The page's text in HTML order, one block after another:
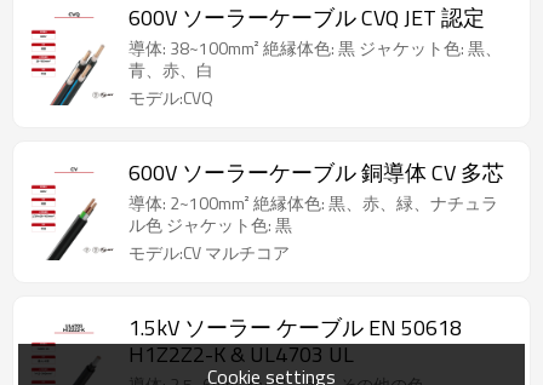
600V ソーラーケーブル CVQ JET 認定
導体: 38~100mm² 絶縁体色: 黒 ジャケット色: 黒、
青、赤、白
モデル:CVQ
600V ソーラーケーブル 銅導体 CV 多芯
導体: 2~100mm² 絶縁体色: 黒、赤、緑、ナチュラ
ル色 ジャケット色: 黒
モデル:CV マルチコア
1.5kV ソーラー ケーブル EN 50618
H1Z2Z2-K & UL4703 UL
Cookie settings